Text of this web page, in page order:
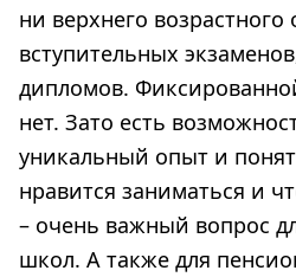
ни верхнего
вступительных
дипломов.
нет. Зато есть
уникальный опыт и
нравится заниматься и
– очень важный вопрос
школ. А также для